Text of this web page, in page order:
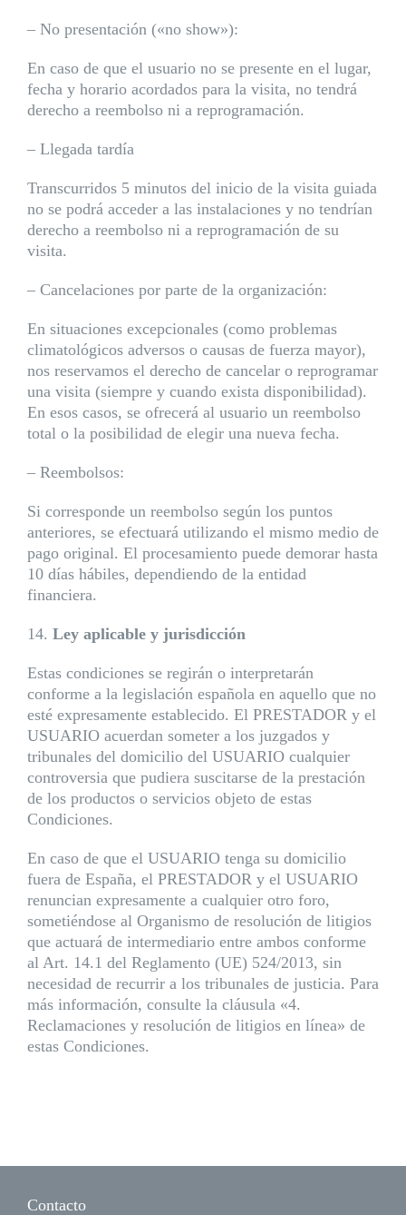
– No presentación («no show»):
En caso de que el usuario no se presente en el lugar,
fecha y horario acordados para la visita, no tendrá
derecho a reembolso ni a reprogramación.
– Llegada tardía
Transcurridos 5 minutos del inicio de la visita guiada
no se podrá acceder a las instalaciones y no tendrían
derecho a reembolso ni a reprogramación de su
visita.
– Cancelaciones por parte de la organización:
En situaciones excepcionales (como problemas
climatológicos adversos o causas de fuerza mayor),
nos reservamos el derecho de cancelar o reprogramar
una visita (siempre y cuando exista disponibilidad).
En esos casos, se ofrecerá al usuario un reembolso
total o la posibilidad de elegir una nueva fecha.
– Reembolsos:
Si corresponde un reembolso según los puntos
anteriores, se efectuará utilizando el mismo medio de
pago original. El procesamiento puede demorar hasta
10 días hábiles, dependiendo de la entidad
financiera.
14. Ley aplicable y jurisdicción
Estas condiciones se regirán o interpretarán
conforme a la legislación española en aquello que no
esté expresamente establecido. El PRESTADOR y el
USUARIO acuerdan someter a los juzgados y
tribunales del domicilio del USUARIO cualquier
controversia que pudiera suscitarse de la prestación
de los productos o servicios objeto de estas
Condiciones.
En caso de que el USUARIO tenga su domicilio
fuera de España, el PRESTADOR y el USUARIO
renuncian expresamente a cualquier otro foro,
sometiéndose al Organismo de resolución de litigios
que actuará de intermediario entre ambos conforme
al Art. 14.1 del Reglamento (UE) 524/2013, sin
necesidad de recurrir a los tribunales de justicia. Para
más información, consulte la cláusula «4.
Reclamaciones y resolución de litigios en línea» de
estas Condiciones.
Contacto